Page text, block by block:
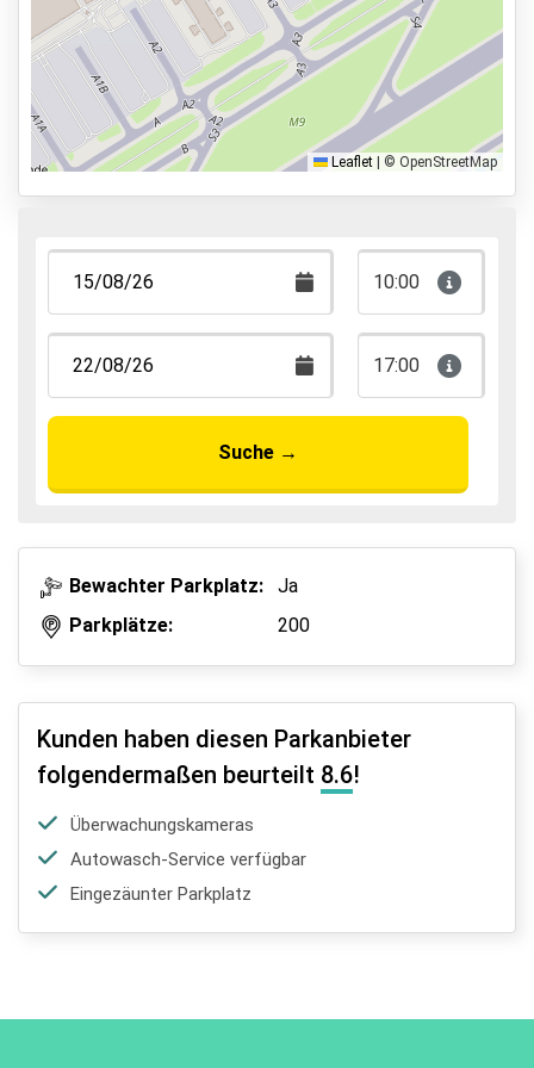
Parkmöglichkeiten
Shuttle Parken
Valet Parken
Park & Walk
Park, Sleep & Fly
Leaflet © OpenStreetMap
10:00
17:00
Suche →
Bewachter Parkplatz:
Ja
Parkplätze:
200
Kunden haben diesen Parkanbieter
folgendermaßen beurteilt 8.6!
Überwachungskameras
Autowasch-Service verfügbar
Eingezäunter Parkplatz